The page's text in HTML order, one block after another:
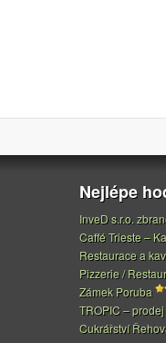
Nejlépe
InveD s.r.o.
Caffé Trieste –
Restaurace a
Pizzerie /
Zámek Poruba
TROPIC –
Cukrářství